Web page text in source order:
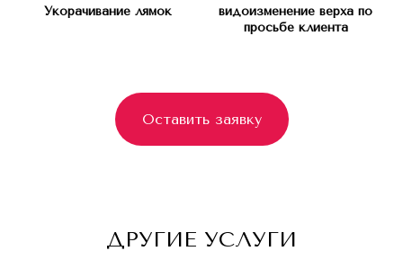
Укорачивание лямок
видоизменение верха по
просьбе клиента
Оставить заявку
ДРУГИЕ УСЛУГИ
Оставьте заявку и мы вам перезвоним
для бесплатной консультации